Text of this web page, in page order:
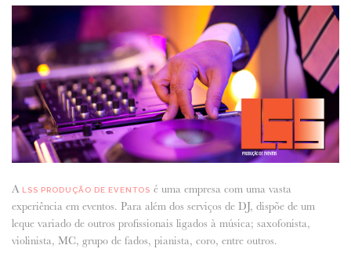
FORNECEDORES RECOMENDADOS
ANUNCIE CONNOSCO
A LSS PRODUÇÃO DE EVENTOS é uma empresa com uma vasta
experiência em eventos. Para além dos serviços de DJ, dispõe de um
leque variado de outros profissionais ligados à música; saxofonista,
violinista, MC, grupo de fados, pianista, coro, entre outros.